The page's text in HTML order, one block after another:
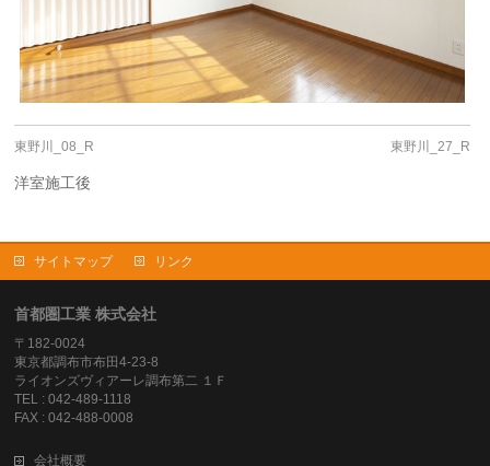
東野川_08_R 東野川_27_R
洋室施工後
サイトマップ リンク
首都圏工業 株式会社
〒182-0024
東京都調布市布田4-23-8
ライオンズヴィアーレ調布第二 １Ｆ
TEL : 042-489-1118
FAX : 042-488-0008
会社概要